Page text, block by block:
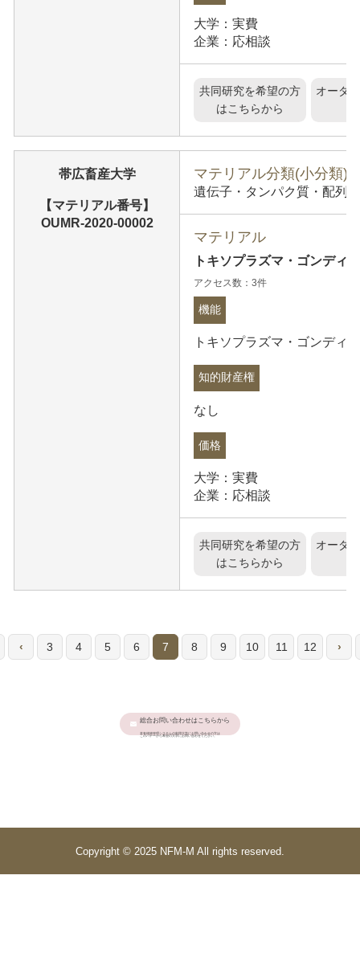
大学：実費
企業：応相談
共同研究を希望の方
はこちらから
オーダ
帯広畜産大学
【マテリアル番号】
OUMR-2020-00002
マテリアル分類(小分類)
遺伝子・タンパク質・配列
マテリアル
トキソプラズマ・ゴンディ
アクセス数：3件
機能
トキソプラズマ・ゴンディ
知的財産権
なし
価格
大学：実費
企業：応相談
共同研究を希望の方
はこちらから
オーダ
‹ 3 4 5 6 7 8 9 10 11 12 ›
総合お問い合わせはこちらから
本有体物管理システムの利用大学にお問い合わせの方は
このバナーから希望の大学にお問い合わせください。
Copyright © 2025 NFM-M All rights reserved.